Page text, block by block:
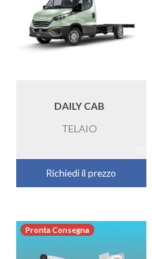
DAILY CAB
TELAIO
Richiedi il prezzo
Pronta Consegna